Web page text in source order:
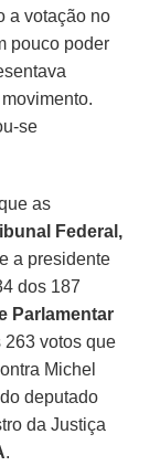
a votação no
pouco poder
se
as
Federal,
a presidente
dos 187
Parlamentar
263 votos que
Michel
deputado
da Justiça
.